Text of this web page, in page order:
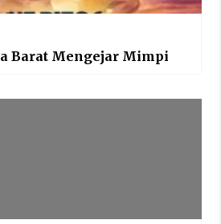
Barat Mengejar Mimpi